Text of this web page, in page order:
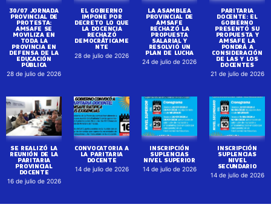
30/07 JORNADA
PROVINCIAL DE
PROTESTA:
AMSAFE SE
MOVILIZA EN
TODA LA
PROVINCIA EN
DEFENSA DE LA
EDUCACIÓN
PÚBLICA
28 de julio de 2026
EL GOBIERNO
IMPONE POR
DECRETO LO QUE
LA DOCENCIA
RECHAZÓ
DEMOCRÁTICAME
NTE
28 de julio de 2026
LA ASAMBLEA
PROVINCIAL DE
AMSAFE
RECHAZÓ LA
PROPUESTA
SALARIAL Y
RESOLVIÓ UN
PLAN DE LUCHA
24 de julio de 2026
PARITARIA
DOCENTE: EL
GOBIERNO
PRESENTÓ SU
PROPUESTA Y
AMSAFE LA
PONDRÁ A
CONSIDERACIÓN
DE LAS Y LOS
DOCENTES
21 de julio de 2026
SE REALIZÓ LA
REUNIÓN DE LA
PARITARIA
PROVINCIAL
DOCENTE
16 de julio de 2026
CONVOCATORIA A
LA PARITARIA
DOCENTE
14 de julio de 2026
INSCRIPCIÓN
SUPLENCIAS
NIVEL SUPERIOR
14 de julio de 2026
INSCRIPCIÓN
SUPLENCIAS
NIVEL
SECUNDARIO
14 de julio de 2026